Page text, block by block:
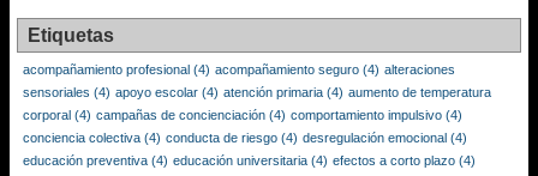
Etiquetas
acompañamiento profesional (4) acompañamiento seguro (4) alteraciones
sensoriales (4) apoyo escolar (4) atención primaria (4) aumento de temperatura
corporal (4) campañas de concienciación (4) comportamiento impulsivo (4)
conciencia colectiva (4) conducta de riesgo (4) desregulación emocional (4)
educación preventiva (4) educación universitaria (4) efectos a corto plazo (4)